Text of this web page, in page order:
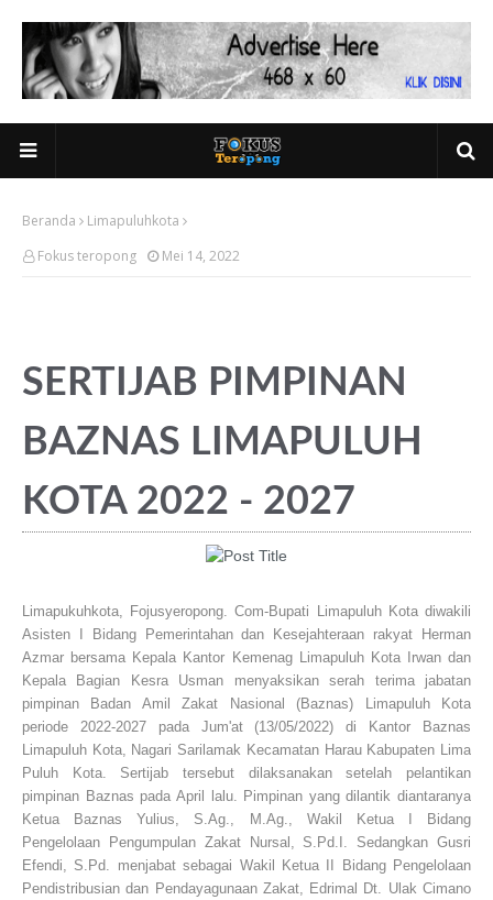
Beranda
Limapuluhkota
Fokus teropong
Mei 14, 2022
SERTIJAB PIMPINAN
BAZNAS LIMAPULUH
KOTA 2022 - 2027
Limapukuhkota, Fojusyeropong. Com-Bupati Limapuluh Kota diwakili
Asisten I Bidang Pemerintahan dan Kesejahteraan rakyat Herman
Azmar bersama Kepala Kantor Kemenag Limapuluh Kota Irwan dan
Kepala Bagian Kesra Usman menyaksikan serah terima jabatan
pimpinan Badan Amil Zakat Nasional (Baznas) Limapuluh Kota
periode 2022-2027 pada Jum'at (13/05/2022) di Kantor Baznas
Limapuluh Kota, Nagari Sarilamak Kecamatan Harau Kabupaten Lima
Puluh Kota. Sertijab tersebut dilaksanakan setelah pelantikan
pimpinan Baznas pada April lalu. Pimpinan yang dilantik diantaranya
Ketua Baznas Yulius, S.Ag., M.Ag., Wakil Ketua I Bidang
Pengelolaan Pengumpulan Zakat Nursal, S.Pd.I. Sedangkan Gusri
Efendi, S.Pd. menjabat sebagai Wakil Ketua II Bidang Pengelolaan
Pendistribusian dan Pendayagunaan Zakat, Edrimal Dt. Ulak Cimano